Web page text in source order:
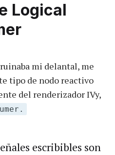
Logical
mi delantal, me
tipo de nodo reactivo
del renderizador IVy,
escribibles son